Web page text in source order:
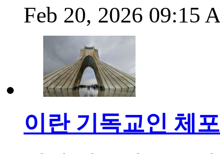
Feb 20, 2026 09:15
이란 기독교인 체